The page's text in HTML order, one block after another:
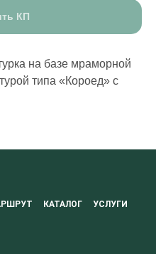
КП
на базе мраморной
типа «Короед» с
КАТАЛОГ УСЛУГИ